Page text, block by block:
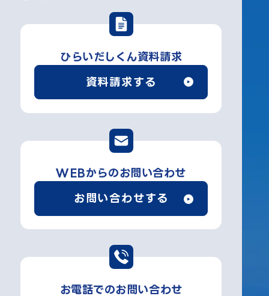
ひらいだしくん資料請求
資料請求する
WEBからのお問い合わせ
お問い合わせする
お電話でのお問い合わせ